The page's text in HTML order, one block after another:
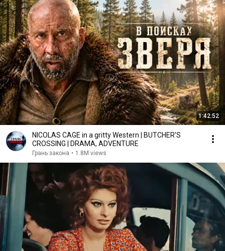
1:42:52
NICOLAS CAGE in a gritty Western | BUTCHER'S
CROSSING | DRAMA, ADVENTURE
Грань закона • 1.8M views